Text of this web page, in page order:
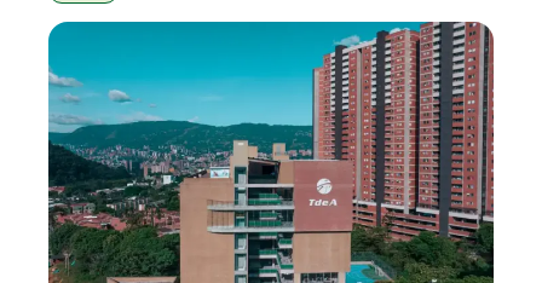
espacio entre los integrantes […]